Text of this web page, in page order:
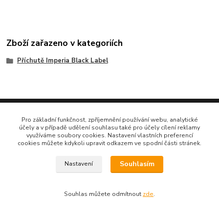
Zboží zařazeno v kategoriích
Příchutě Imperia Black Label
Kde nás najdete
Od 1.7.2024 osobní odběr v Karviné zrušen.
Pro základní funkčnost, zpříjemnění používání webu, analytické
účely a v případě udělení souhlasu také pro účely cílení reklamy
využíváme soubory cookies. Nastavení vlastních preferencí
cookies můžete kdykoli upravit odkazem ve spodní části stránek.
Nastavení Souhlasím
Souhlas můžete odmítnout zde.